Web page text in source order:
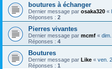
boutures à échanger
Dernier message par osaka320 «
Réponses : 2
Pierres vivantes
Dernier message par mcmf «
Réponses : 4
Boutures
Dernier message par Like « ven.
Réponses : 1